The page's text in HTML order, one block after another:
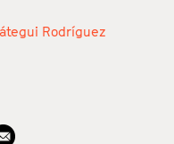
Rodríguez